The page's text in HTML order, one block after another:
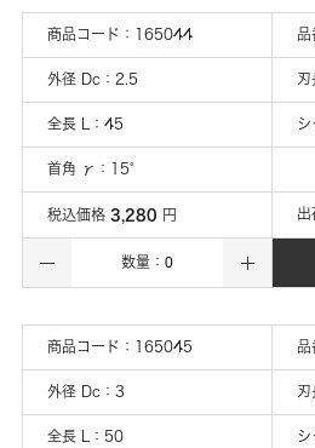
商品コード： 165044 品
外径 Dc ： 2.5
全長 L ： 45
首角 γ ： 15°
税込価格 3,280 円 出
数量：
商品コード： 165045 品
外径 Dc ： 3
全長 L ： 50